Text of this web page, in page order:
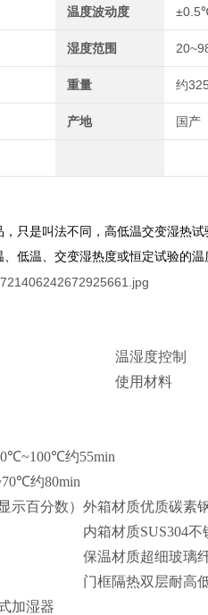
温度波动度
湿度范围
重量 约
产地 国产
只是叫法不同，高低温交变湿热
低温、交变湿热度或恒定试验的
约55min
约80min
温湿度控制
示百分数）
加湿器
使用材料
外箱材质优质碳素
内箱材质SUS304
保温材质超细玻璃
门框隔热双层耐高